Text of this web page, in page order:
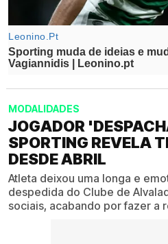
MODALIDADES
JOGADOR
SPORTING REVELA
DESDE ABRIL
Atleta deixou uma longa e
despedida do Clube de
sociais, acabando por fazer a